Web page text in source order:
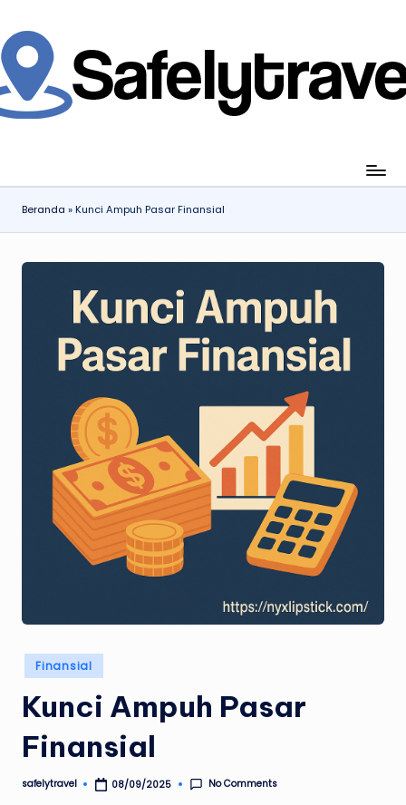
Skip
to
content
Beranda »Kunci Ampuh Pasar Finansial
Posted
in
Finansial
Kunci Ampuh Pasar
Finansial
Posted
safelytravel 08/09/2025 No Comments